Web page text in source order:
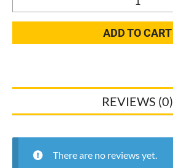
opaski
280x4,5
100
130963
28905109
quantity
ADD TO CART
REVIEWS (0)
There are no reviews yet.